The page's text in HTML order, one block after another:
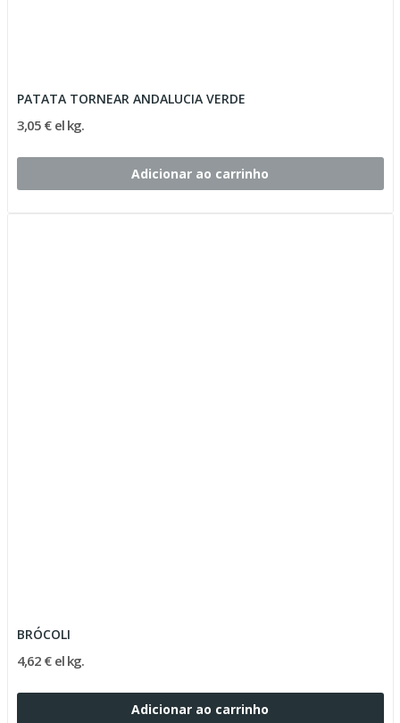
PATATA TORNEAR ANDALUCIA VERDE
3,05 € el kg.
Adicionar ao carrinho
BRÓCOLI
4,62 € el kg.
Adicionar ao carrinho